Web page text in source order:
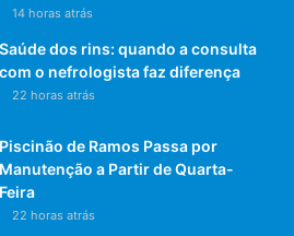
14 horas atrás
Saúde dos rins: quando a consulta
com o nefrologista faz diferença
22 horas atrás
Piscinão de Ramos Passa por
Manutenção a Partir de Quarta-
Feira
22 horas atrás